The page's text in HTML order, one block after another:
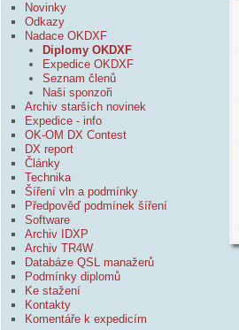
Novinky
Odkazy
Nadace OKDXF
Diplomy OKDXF
Expedice OKDXF
Seznam členů
Naši sponzoři
Archiv starších novinek
Expedice - info
OK-OM DX Contest
DX report
Články
Technika
Šíření vln a podmínky
Předpověď podmínek šíření
Software
Archiv IDXP
Archiv TR4W
Databáze QSL manažerů
Podmínky diplomů
Ke stažení
Kontakty
Komentáře k expedicím